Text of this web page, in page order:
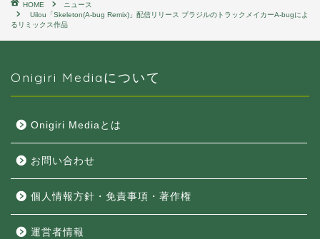
HOME
ニュース
Uilou「Skeleton(A-bug Remix)」配信リリース ブラジルのトラックメイカーA-bugによ
るリミックス作品
Onigiri Mediaについて
Onigiri Mediaとは
お問い合わせ
個人情報方針・免責事項・著作権
運営者情報